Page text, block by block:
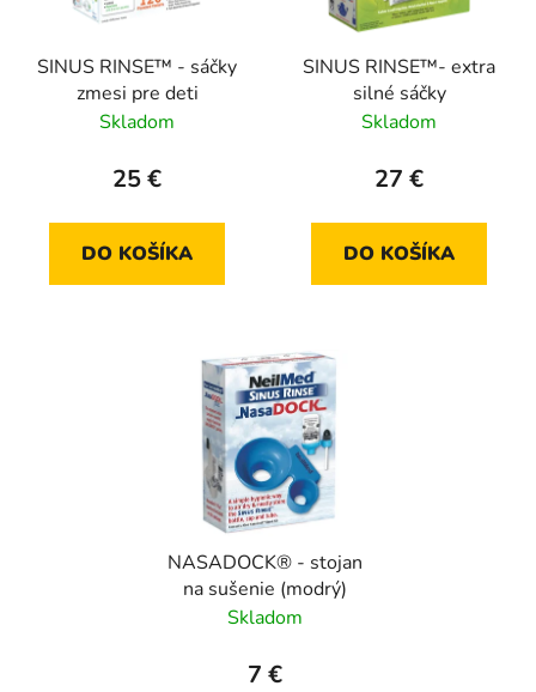
SINUS RINSE™ - sáčky
zmesi pre deti
Skladom
25 €
DO KOŠÍKA
SINUS RINSE™- extra
silné sáčky
Skladom
27 €
DO KOŠÍKA
NASADOCK® - stojan
na sušenie (modrý)
Skladom
7 €